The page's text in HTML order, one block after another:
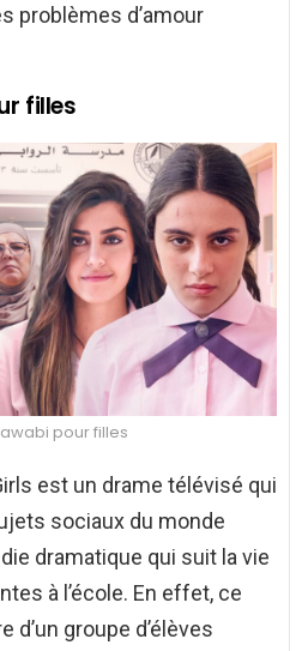
problèmes d’amour
filles
pour filles
est un drame télévisé qui
sociaux du monde
dramatique qui suit la vie
à l’école. En effet, ce
d’un groupe d’élèves